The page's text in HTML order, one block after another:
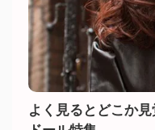
よく見るとどこか